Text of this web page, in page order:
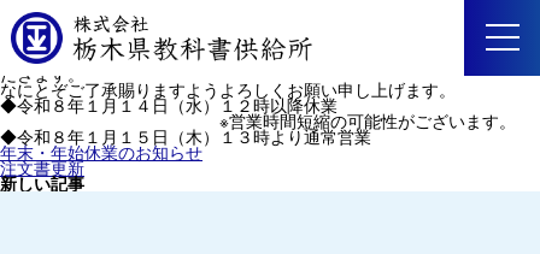
2026/01/09 休業のお知らせ
未分類
弊社では誠に勝手ながら社内行事のため、下記日程を休業とさせていた
だきます。
なにとぞご了承賜りますようよろしくお願い申し上げます。
◆令和８年１月１４日（水）１２時以降休業
※営業時間短縮の可能性がございます。
◆令和８年１月１５日（木）１３時より通常営業
年末・年始休業のお知らせ
注文書更新
新しい記事